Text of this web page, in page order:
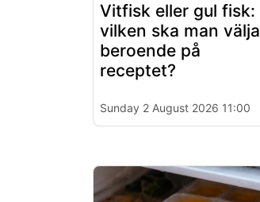
Vitfisk eller gul fisk:
vilken ska man välja
beroende på
receptet?
Sunday 2 August 2026 11:00